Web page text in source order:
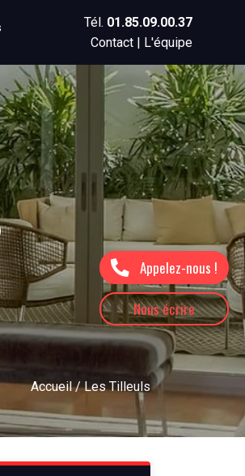
Appelez-nous !
Nous écrire
Tél. 01.85.09.00.37
Contact | L'équipe
Accueil/ Les Tilleuls